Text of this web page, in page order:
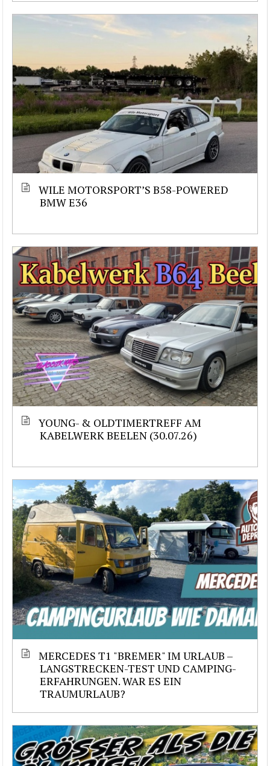
WILE MOTORSPORT’S B58-POWERED
BMW E36
YOUNG- & OLDTIMERTREFF AM
KABELWERK BEELEN (30.07.26)
MERCEDES T1 "BREMER" IM URLAUB –
LANGSTRECKEN-TEST UND CAMPING-
ERFAHRUNGEN. WAR ES EIN
TRAUMURLAUB?